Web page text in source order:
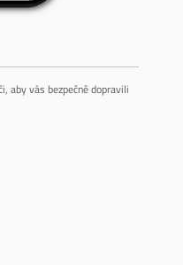
aby vás bezpečně dopravili